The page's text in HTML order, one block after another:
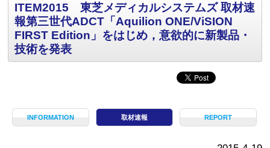
ITEM2015 東芝メディカルシステムズ 取材速
報第三世代ADCT「Aquilion ONE/ViSION
FIRST Edition」をはじめ，意欲的に新製品・
技術を発表
INFORMATION 取材速報 REPORT